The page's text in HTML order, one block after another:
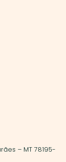
– MT 78195-